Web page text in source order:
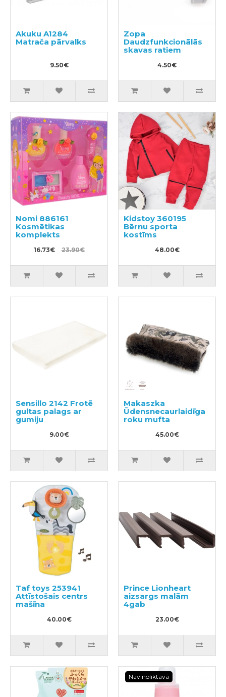
Akuku A1284
Matrača pārvalks
9.50€
Zopa
Daudzfunkcionālās
skavas ratiem
4.50€
Nomi 886161
Kosmētikas
komplekts
16.73€ 23.90€
Kidstoy 360195
Bērnu sporta
kostīms
48.00€
Sensillo 2142 Frotē
gultas palags ar
gumiju
9.00€
Makaszka
Ūdensnecaurlaidīga
roku mufta
45.00€
Taf toys 253941
Attīstošais centrs
mašīna
40.00€
Prince Lionheart
aizsargs malām
4gab
23.00€
Nav noliktavā